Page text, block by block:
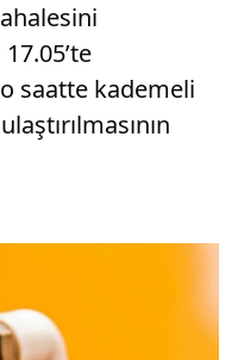
saatte kademeli